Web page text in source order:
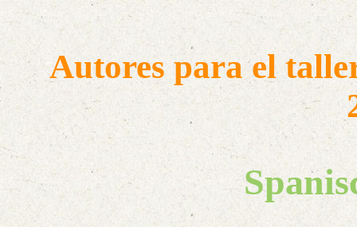
Autores para el